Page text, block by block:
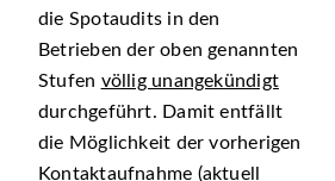
die Spotaudits in den
Betrieben der oben genannten
Stufen völlig unangekündigt
durchgeführt. Damit entfällt
die Möglichkeit der vorherigen
Kontaktaufnahme (aktuell